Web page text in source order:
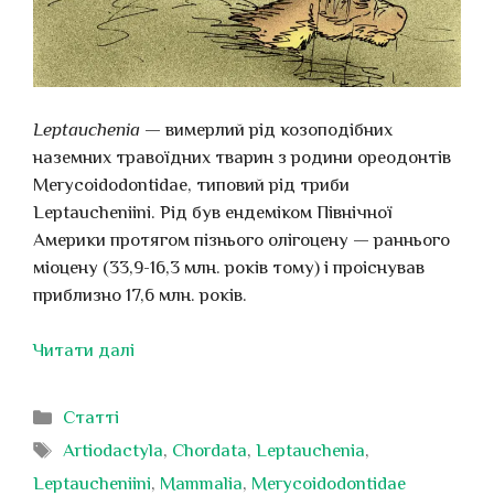
Leptauchenia — вимерлий рід козоподібних
наземних травоїдних тварин з родини ореодонтів
Merycoidodontidae, типовий рід триби
Leptaucheniini. Рід був ендеміком Північної
Америки протягом пізнього олігоцену — раннього
міоцену (33,9-16,3 млн. років тому) і проіснував
приблизно 17,6 млн. років.
Читати далі
Категорії
Статті
Позначки
Artiodactyla, Chordata,Leptauchenia,
Leptaucheniini, Mammalia, Merycoidodontidae